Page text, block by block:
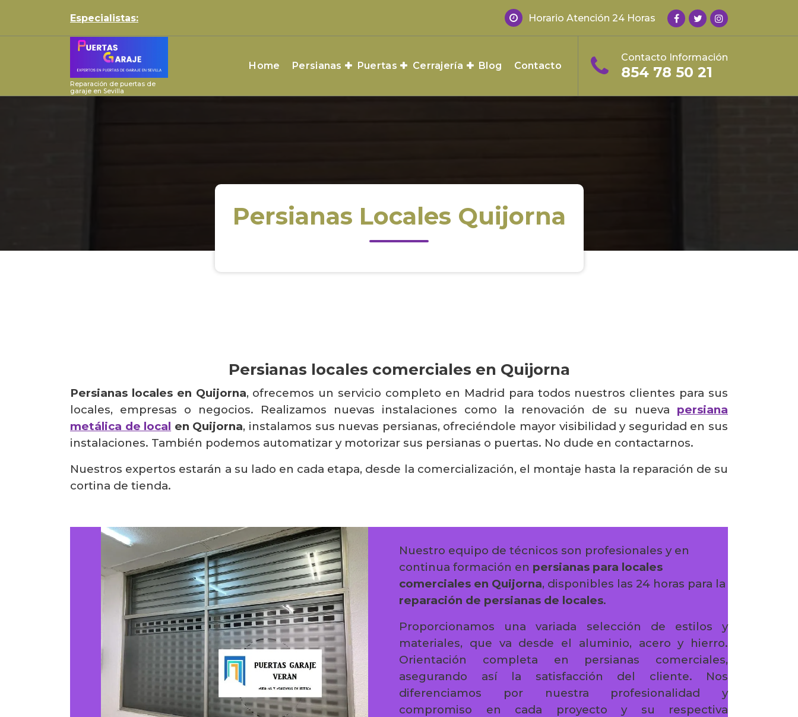
content
Especialistas: Horario Atención 24 Horas
Reparación de puertas de
garaje en Sevilla
Home Persianas Puertas Cerrajería Blog Contacto
Contacto Información
854 78 50 21
Persianas Locales Quijorna
Persianas locales comerciales en Quijorna
Persianas locales en Quijorna, ofrecemos un servicio completo en Madrid para todos nuestros clientes para sus
locales, empresas o negocios. Realizamos nuevas instalaciones como la renovación de su nueva persiana
metálica de local en Quijorna, instalamos sus nuevas persianas, ofreciéndole mayor visibilidad y seguridad en sus
instalaciones. También podemos automatizar y motorizar sus persianas o puertas. No dude en contactarnos.
Nuestros expertos estarán a su lado en cada etapa, desde la comercialización, el montaje hasta la reparación de su
cortina de tienda.
Nuestro equipo de técnicos son profesionales y en
continua formación en persianas para locales
comerciales en Quijorna, disponibles las 24 horas para la
reparación de persianas de locales.
Proporcionamos una variada selección de estilos y
materiales, que va desde el aluminio, acero y hierro.
Orientación completa en persianas comerciales,
asegurando así la satisfacción del cliente. Nos
diferenciamos por nuestra profesionalidad y
compromiso en cada proyecto y su respectiva